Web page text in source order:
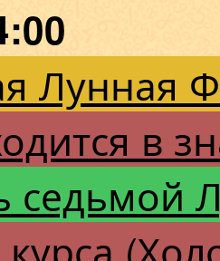
Лунная
в
седьмой